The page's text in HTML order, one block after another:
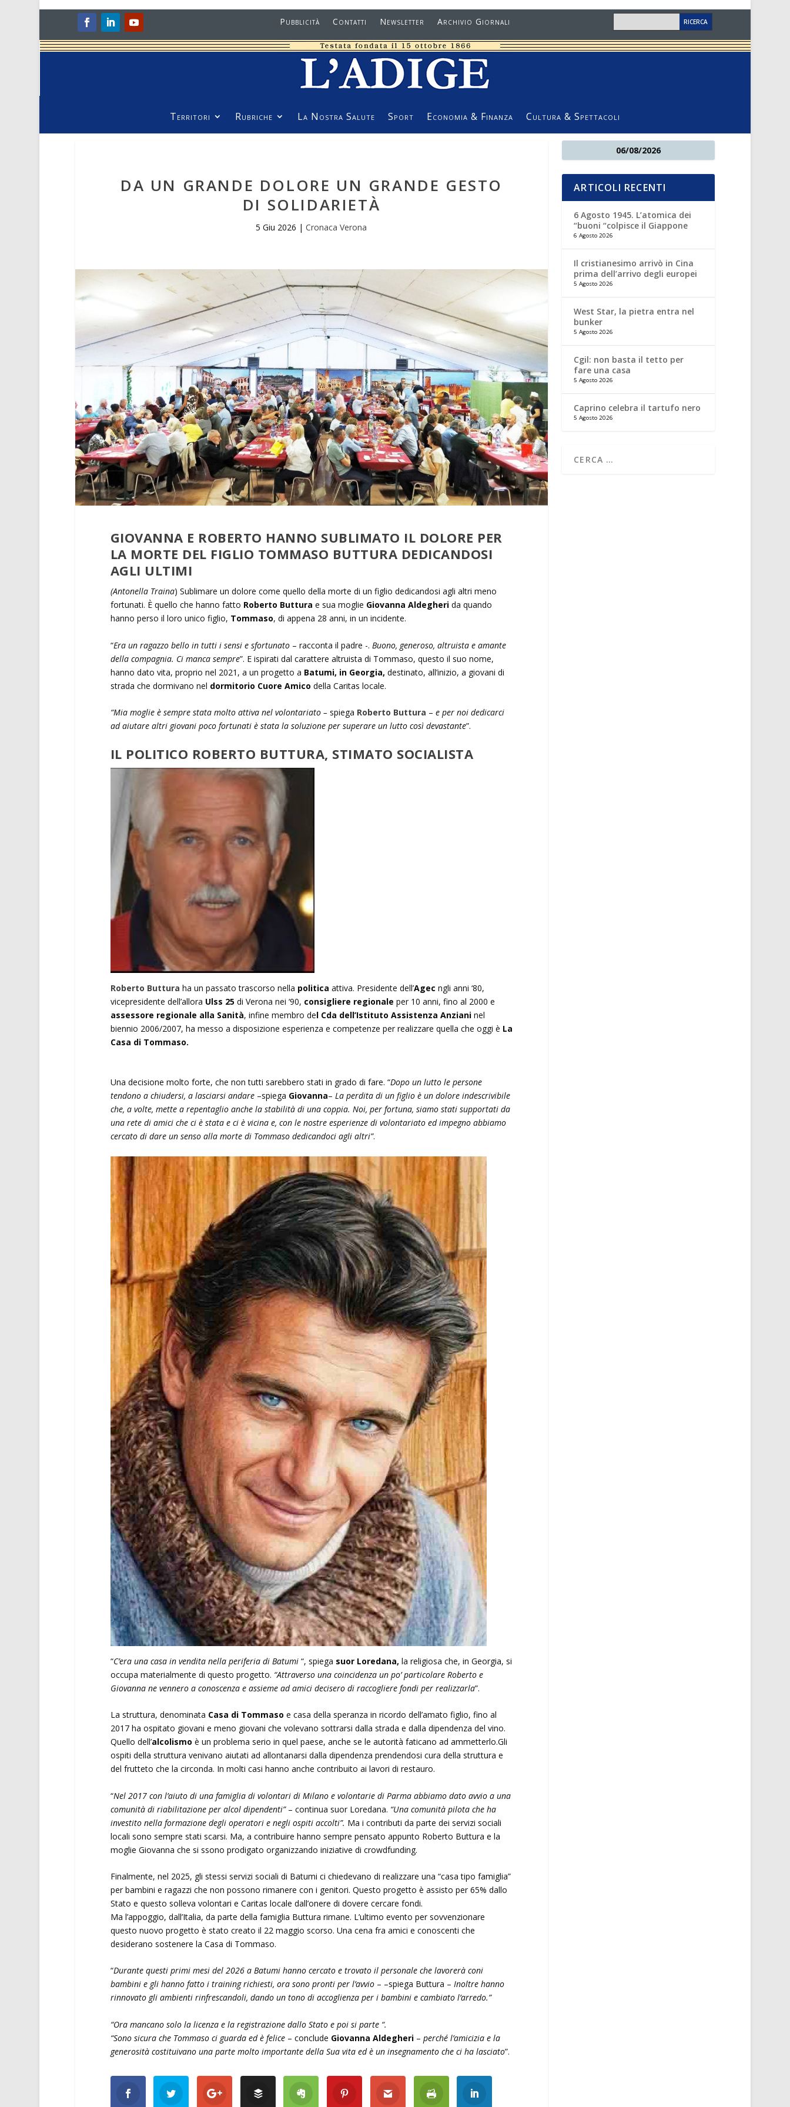
Pubblicità Contatti Newsletter Archivio Giornali
Territori Rubriche La Nostra Salute Sport Economia & Finanza Cultura & Spettacoli
DA UN GRANDE DOLORE UN GRANDE GESTO
DI SOLIDARIETÀ
5 Giu 2026 |Cronaca Verona
GIOVANNA E ROBERTO HANNO SUBLIMATO IL DOLORE PER
LA MORTE DEL FIGLIO TOMMASO BUTTURA DEDICANDOSI
AGLI ULTIMI
(Antonella Traina) Sublimare un dolore come quello della morte di un figlio dedicandosi agli altri meno
fortunati. È quello che hanno fatto Roberto Buttura e sua moglie Giovanna Aldegheri da quando
hanno perso il loro unico figlio, Tommaso, di appena 28 anni, in un incidente.
“Era un ragazzo bello in tutti i sensi e sfortunato– racconta il padre -. Buono, generoso, altruista e amante
della compagnia. Ci manca sempre”. E ispirati dal carattere altruista di Tommaso, questo il suo nome,
hanno dato vita, proprio nel 2021, a un progetto a Batumi, in Georgia, destinato, all’inizio, a giovani di
strada che dormivano nel dormitorio Cuore Amico della Caritas locale.
“Mia moglie è sempre stata molto attiva nel volontariato –spiega Roberto Buttura – e per noi dedicarci
ad aiutare altri giovani poco fortunati è stata la soluzione per superare un lutto così devastante”.
IL POLITICO ROBERTO BUTTURA, STIMATO SOCIALISTA
Roberto Buttura ha un passato trascorso nella politica attiva. Presidente dell’Agec ngli anni ‘80,
vicepresidente dell’allora Ulss 25 di Verona nei ‘90, consigliere regionale per 10 anni, fino al 2000 e
assessore regionale alla Sanità, infine membro del Cda dell’Istituto Assistenza Anzianinel
biennio 2006/2007, ha messo a disposizione esperienza e competenze per realizzare quella che oggi è La
Casa di Tommaso.
Una decisione molto forte, che non tutti sarebbero stati in grado di fare. “Dopo un lutto le persone
tendono a chiudersi, a lasciarsi andare–spiega Giovanna– La perdita di un figlio è un dolore indescrivibile
che, a volte, mette a repentaglio anche la stabilità di una coppia. Noi, per fortuna, siamo stati supportati da
una rete di amici che ci è stata e ci è vicina e, con le nostre esperienze di volontariato ed impegno abbiamo
cercato di dare un senso alla morte di Tommaso dedicandoci agli altri”.
“C’era una casa in vendita nella periferia di Batumi “, spiega suor Loredana, la religiosa che, in Georgia, si
occupa materialmente di questo progetto. “Attraverso una coincidenza un po’ particolare Roberto e
Giovanna ne vennero a conoscenza e assieme ad amici decisero di raccogliere fondi per realizzarla”.
La struttura, denominata Casa di Tommaso e casa della speranza in ricordo dell’amato figlio, fino al
2017 ha ospitato giovani e meno giovani che volevano sottrarsi dalla strada e dalla dipendenza del vino.
Quello dell’alcolismo è un problema serio in quel paese, anche se le autorità faticano ad ammetterlo.Gli
ospiti della struttura venivano aiutati ad allontanarsi dalla dipendenza prendendosi cura della struttura e
del frutteto che la circonda. In molti casi hanno anche contribuito ai lavori di restauro.
“Nel 2017 con l’aiuto di una famiglia di volontari di Milano e volontarie di Parma abbiamo dato avvio a una
comunità di riabilitazione per alcol dipendenti”– continua suor Loredana. “Una comunità pilota che ha
investito nella formazione degli operatori e negli ospiti accolti”. Ma i contributi da parte dei servizi sociali
locali sono sempre stati scarsi. Ma, a contribuire hanno sempre pensato appunto Roberto Buttura e la
moglie Giovanna che si ssono prodigato organizzando iniziative di crowdfunding.
Finalmente, nel 2025, gli stessi servizi sociali di Batumi ci chiedevano di realizzare una “casa tipo famiglia”
per bambini e ragazzi che non possono rimanere con i genitori. Questo progetto è assisto per 65% dallo
Stato e questo solleva volontari e Caritas locale dall’onere di dovere cercare fondi.
Ma l’appoggio, dall’Italia, da parte della famiglia Buttura rimane. L’ultimo evento per sovvenzionare
questo nuovo progetto è stato creato il 22 maggio scorso. Una cena fra amici e conoscenti che
desiderano sostenere la Casa di Tommaso.
“Durante questi primi mesi del 2026 a Batumi hanno cercato e trovato il personale che lavorerà coni
bambini e gli hanno fatto i training richiesti, ora sono pronti per l’avvio – –spiega Buttura – Inoltre hanno
rinnovato gli ambienti rinfrescandoli, dando un tono di accoglienza per i bambini e cambiato l’arredo.”
“Ora mancano solo la licenza e la registrazione dallo Stato e poi si parte “.
“Sono sicura che Tommaso ci guarda ed è felice– conclude Giovanna Aldegheri – perché l’amicizia e la
generosità costituivano una parte molto importante della Sua vita ed è un insegnamento che ci ha lasciato”.
06/08/2026
ARTICOLI RECENTI
6 Agosto 1945. L’atomica dei
“buoni “colpisce il Giappone
6 Agosto 2026
Il cristianesimo arrivò in Cina
prima dell’arrivo degli europei
5 Agosto 2026
West Star, la pietra entra nel
bunker
5 Agosto 2026
Cgil: non basta il tetto per
fare una casa
5 Agosto 2026
Caprino celebra il tartufo nero
5 Agosto 2026